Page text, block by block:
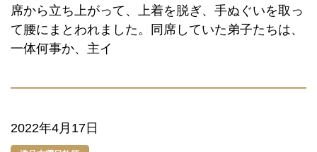
席から立ち上がって、上着を脱ぎ、手ぬぐいを取っ
て腰にまとわれました。同席していた弟子たちは、
一体何事か、主イ
2022年4月17日